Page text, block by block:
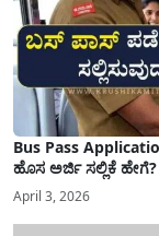
Bus Pass
ಹೊಸ ಅರ್ಜಿ ಸಲ್ಲಿಕೆ ಹೇಗೆ?
April 3, 2026